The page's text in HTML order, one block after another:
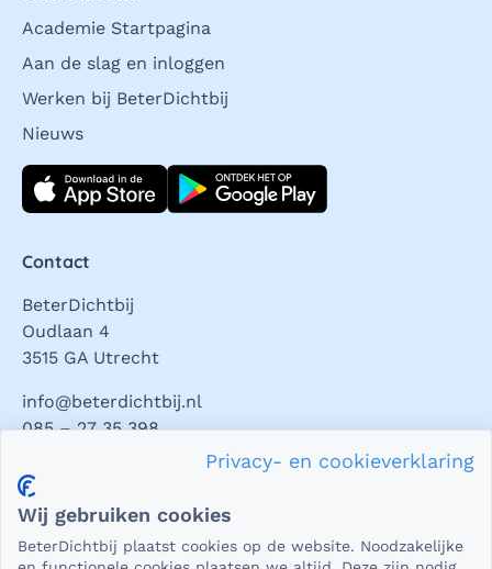
Academie Startpagina
Aan de slag en inloggen
Werken bij BeterDichtbij
Nieuws
Download direct
Contact
BeterDichtbij
Oudlaan 4
3515 GA Utrecht
info@beterdichtbij.nl
085 – 27 35 398
Privacy en veiligheid
essentieel dat die beveiligd worden uitgewisseld. En dat
Privacy- en cookieverklaring
Wij gebruiken cookies
BeterDichtbij plaatst cookies op de website. Noodzakelijke